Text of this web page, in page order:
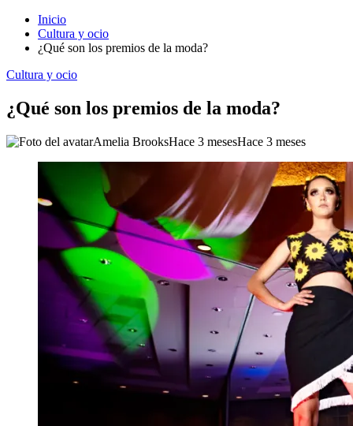
Inicio
Cultura y ocio
¿Qué son los premios de la moda?
Cultura y ocio
¿Qué son los premios de la moda?
Amelia BrooksHace 3 mesesHace 3 meses